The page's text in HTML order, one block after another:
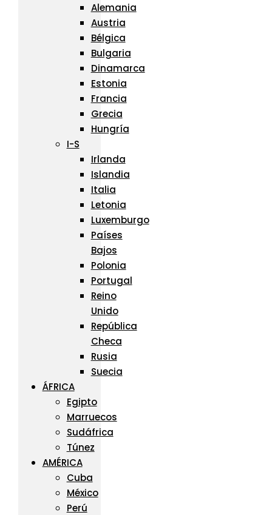
Alemania
Austria
Bélgica
Bulgaria
Dinamarca
Estonia
Francia
Grecia
Hungría
I-S
Irlanda
Islandia
Italia
Letonia
Luxemburgo
Países
Bajos
Polonia
Portugal
Reino
Unido
República
Checa
Rusia
Suecia
ÁFRICA
Egipto
Marruecos
Sudáfrica
Túnez
AMÉRICA
Cuba
México
Perú